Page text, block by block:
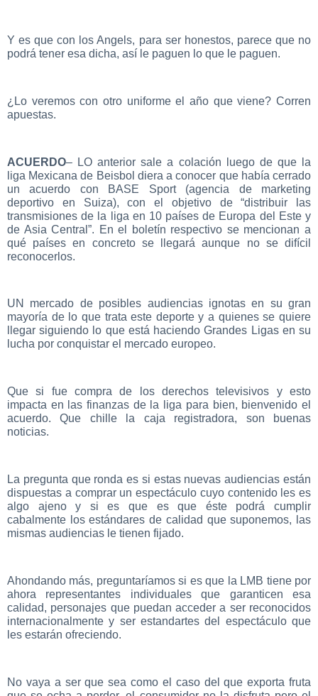
Y es que con los Angels, para ser honestos, parece que no
podrá tener esa dicha, así le paguen lo que le paguen.
¿Lo veremos con otro uniforme el año que viene? Corren
apuestas.
ACUERDO– LO anterior sale a colación luego de que la
liga Mexicana de Beisbol diera a conocer que había cerrado
un acuerdo con BASE Sport (agencia de marketing
deportivo en Suiza), con el objetivo de “distribuir las
transmisiones de la liga en 10 países de Europa del Este y
de Asia Central”. En el boletín respectivo se mencionan a
qué países en concreto se llegará aunque no se difícil
reconocerlos.
UN mercado de posibles audiencias ignotas en su gran
mayoría de lo que trata este deporte y a quienes se quiere
llegar siguiendo lo que está haciendo Grandes Ligas en su
lucha por conquistar el mercado europeo.
Que si fue compra de los derechos televisivos y esto
impacta en las finanzas de la liga para bien, bienvenido el
acuerdo. Que chille la caja registradora, son buenas
noticias.
La pregunta que ronda es si estas nuevas audiencias están
dispuestas a comprar un espectáculo cuyo contenido les es
algo ajeno y si es que es que éste podrá cumplir
cabalmente los estándares de calidad que suponemos, las
mismas audiencias le tienen fijado.
Ahondando más, preguntaríamos si es que la LMB tiene por
ahora representantes individuales que garanticen esa
calidad, personajes que puedan acceder a ser reconocidos
internacionalmente y ser estandartes del espectáculo que
les estarán ofreciendo.
No vaya a ser que sea como el caso del que exporta fruta